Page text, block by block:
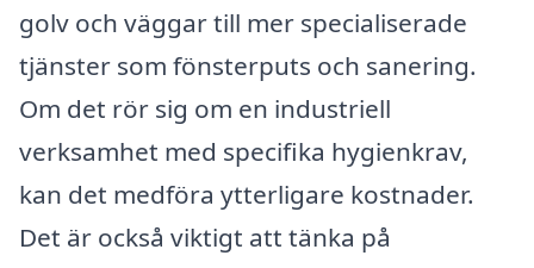
golv och väggar till mer specialiserade
tjänster som fönsterputs och sanering.
Om det rör sig om en industriell
verksamhet med specifika hygienkrav,
kan det medföra ytterligare kostnader.
Det är också viktigt att tänka på